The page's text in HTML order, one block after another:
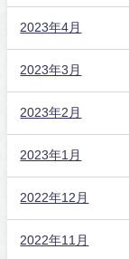
2023年4月
2023年3月
2023年2月
2023年1月
2022年12月
2022年11月